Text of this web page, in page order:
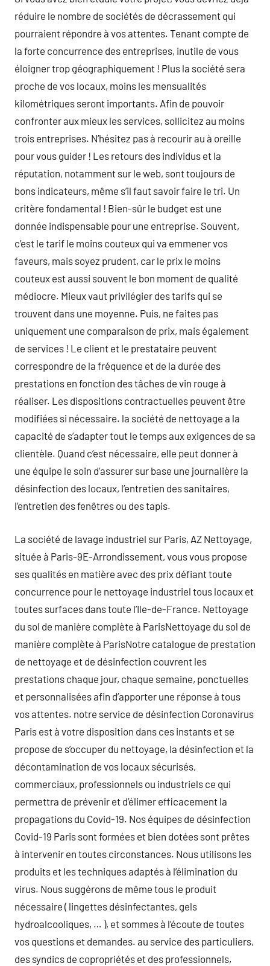
réduire le nombre de sociétés de décrassement qui
pourraient répondre à vos attentes. Tenant compte de
la forte concurrence des entreprises, inutile de vous
éloigner trop géographiquement ! Plus la société sera
proche de vos locaux, moins les mensualités
kilométriques seront importants. Afin de pouvoir
confronter aux mieux les services, sollicitez au moins
trois entreprises. N’hésitez pas à recourir au à oreille
pour vous guider ! Les retours des individus et la
réputation, notamment sur le web, sont toujours de
bons indicateurs, même s’il faut savoir faire le tri. Un
critère fondamental ! Bien-sûr le budget est une
donnée indispensable pour une entreprise. Souvent,
c’est le tarif le moins couteux qui va emmener vos
faveurs, mais soyez prudent, car le prix le moins
couteux est aussi souvent le bon moment de qualité
médiocre. Mieux vaut privilégier des tarifs qui se
trouvent dans une moyenne. Puis, ne faites pas
uniquement une comparaison de prix, mais également
de services ! Le client et le prestataire peuvent
correspondre de la fréquence et de la durée des
prestations en fonction des tâches de vin rouge à
réaliser. Les dispositions contractuelles peuvent être
modifiées si nécessaire. la société de nettoyage a la
capacité de s’adapter tout le temps aux exigences de sa
clientèle. Quand c’est nécessaire, elle peut donner à
une équipe le soin d’assurer sur base une journalière la
désinfection des locaux, l’entretien des sanitaires,
l’entretien des fenêtres ou des tapis.
La société de lavage industriel sur Paris, AZ Nettoyage,
située à Paris-9E-Arrondissement, vous vous propose
ses qualités en matière avec des prix défiant toute
concurrence pour le nettoyage industriel tous locaux et
toutes surfaces dans toute l’Ile-de-France. Nettoyage
du sol de manière complète à ParisNettoyage du sol de
manière complète à ParisNotre catalogue de prestation
de nettoyage et de désinfection couvrent les
prestations chaque jour, chaque semaine, ponctuelles
et personnalisées afin d’apporter une réponse à tous
vos attentes. notre service de désinfection Coronavirus
Paris est à votre disposition dans ces instants et se
propose de s’occuper du nettoyage, la désinfection et la
décontamination de vos locaux sécurisés,
commerciaux, professionnels ou industriels ce qui
permettra de prévenir et d’élimer efficacement la
propagations du Covid-19. Nos équipes de désinfection
Covid-19 Paris sont formées et bien dotées sont prêtes
à intervenir en toutes circonstances. Nous utilisons les
produits et les techniques adaptés à l’élimination du
virus. Nous suggérons de même tous le produit
nécessaire ( lingettes désinfectantes, gels
hydroalcooliques, … ), et sommes à l’écoute de toutes
vos questions et demandes. au service des particuliers,
des syndics de copropriétés et des professionnels,